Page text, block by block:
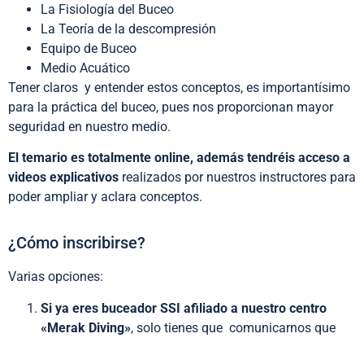
La Fisiología del Buceo
La Teoría de la descompresión
Equipo de Buceo
Medio Acuático
Tener claros y entender estos conceptos, es importantísimo
para la práctica del buceo, pues nos proporcionan mayor
seguridad en nuestro medio.
El temario es totalmente online, además tendréis acceso a
videos explicativos realizados por nuestros instructores para
poder ampliar y aclara conceptos.
¿Cómo inscribirse?
Varias opciones:
Si ya eres buceador SSI afiliado a nuestro centro
«Merak Diving», solo tienes que comunicarnos que